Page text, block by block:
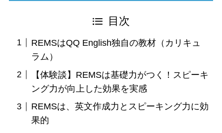
目次
REMSはQQ English独自の教材（カリキュ
ラム）
【体験談】REMSは基礎力がつく！スピーキ
ング力が向上した効果を実感
REMSは、英文作成力とスピーキング力に効
果的